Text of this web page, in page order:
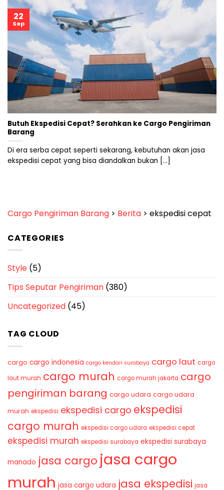
Butuh Ekspedisi Cepat? Serahkan ke Cargo Pengiriman
Barang
Di era serba cepat seperti sekarang, kebutuhan akan jasa
ekspedisi cepat yang bisa diandalkan bukan [...]
22
Sep
Cargo Pengiriman Barang > Berita > ekspedisi cepat
CATEGORIES
Style (5)
Tips Seputar Pengiriman (380)
Uncategorized (45)
TAG CLOUD
cargo cargo indonesia cargo kendari surabaya cargo laut cargo
laut murah cargo murah cargo murah jakarta cargo
pengiriman barang cargo udara cargo udara
murah ekspedisi ekspedisi cargo ekspedisi
cargo murah ekspedisi cargo udara ekspedisi cepat
ekspedisi murah ekspedisi surabaya ekspedisi surabaya
manado jasa cargo jasa cargo
murah jasa cargo udara jasa ekspedisi jasa